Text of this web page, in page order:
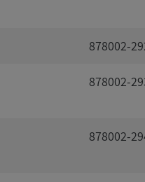
878002-
878002-
878002-